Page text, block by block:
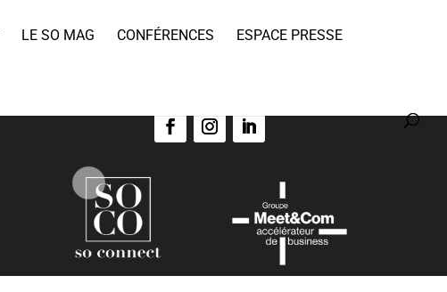
LE SO MAG CONFÉRENCES ESPACE PRESSE